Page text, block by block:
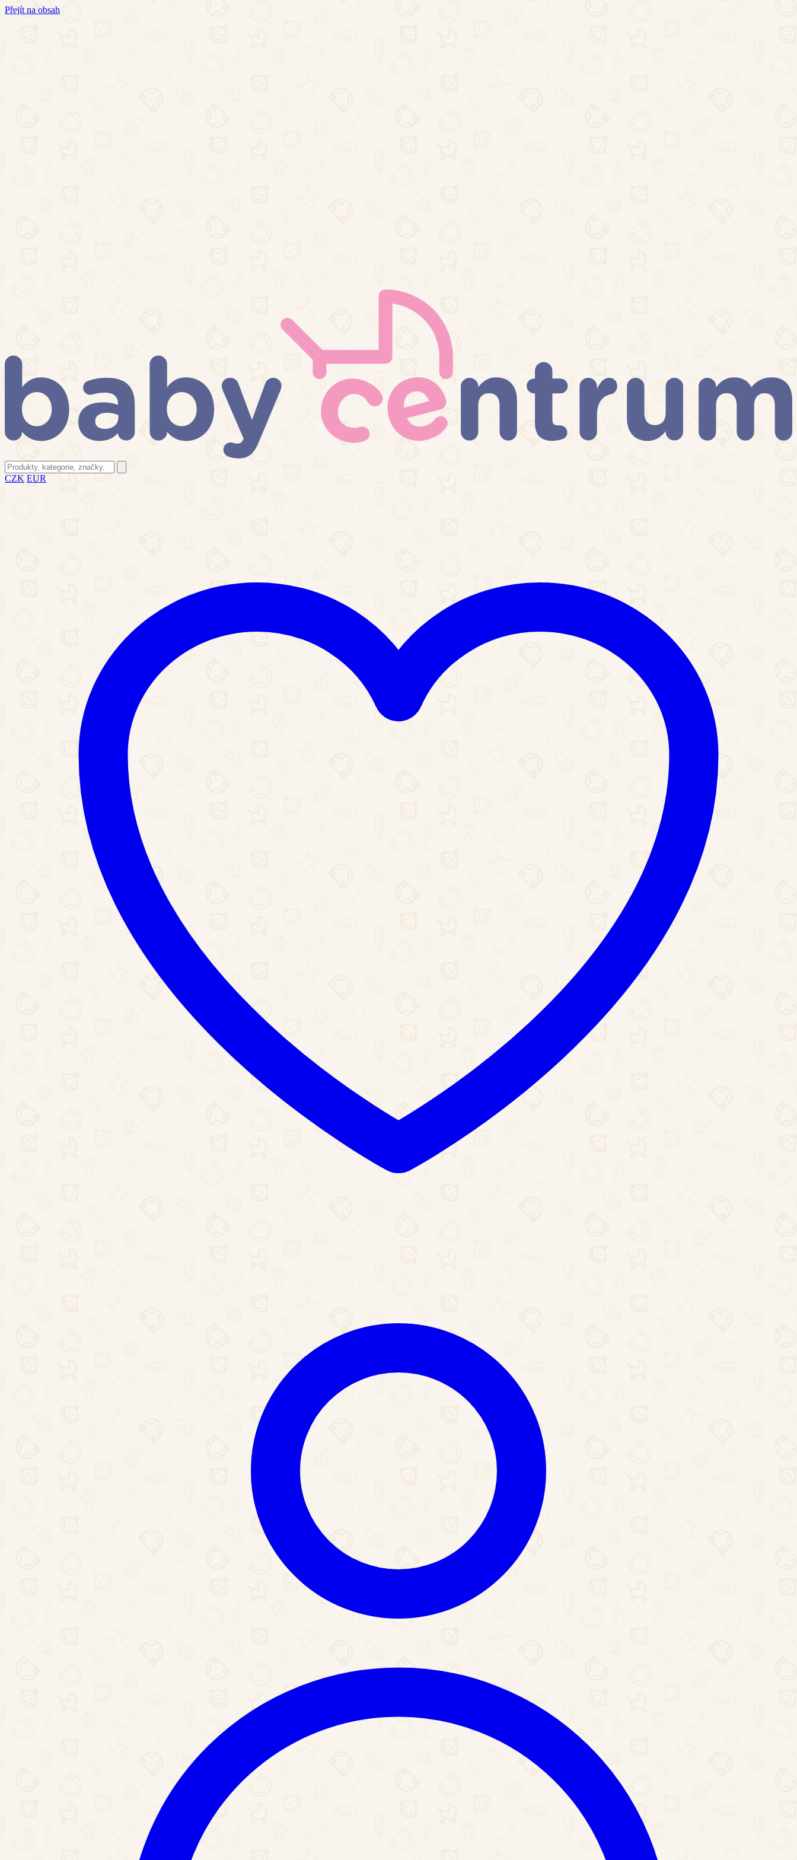
Přejít na obsah
CZK EUR